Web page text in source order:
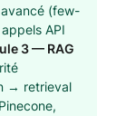
(few-
API
3 — RAG
→ retrieval